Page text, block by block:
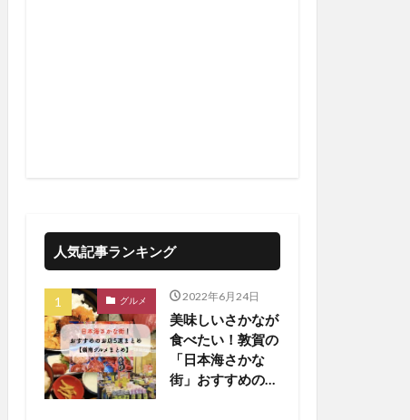
人気記事ランキング
グルメ 2022年6月24日
美味しいさかなが
食べたい！敦賀の
「日本海さかな
街」おすすめのお